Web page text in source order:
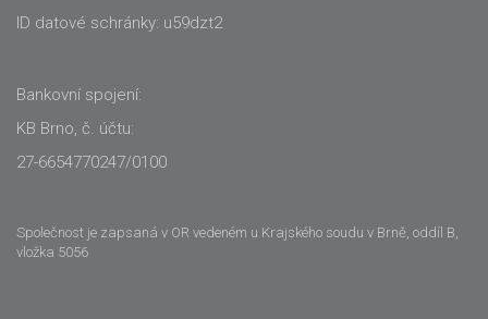
ID datové schránky: u59dzt2
Bankovní spojení:
KB Brno, č. účtu:
27-6654770247/0100
Společnost je zapsaná v OR vedeném u Krajského soudu v Brně, oddíl B,
vložka 5056